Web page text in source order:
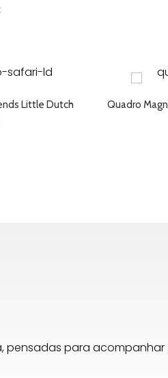
Little Dutch Quadro
pensadas para